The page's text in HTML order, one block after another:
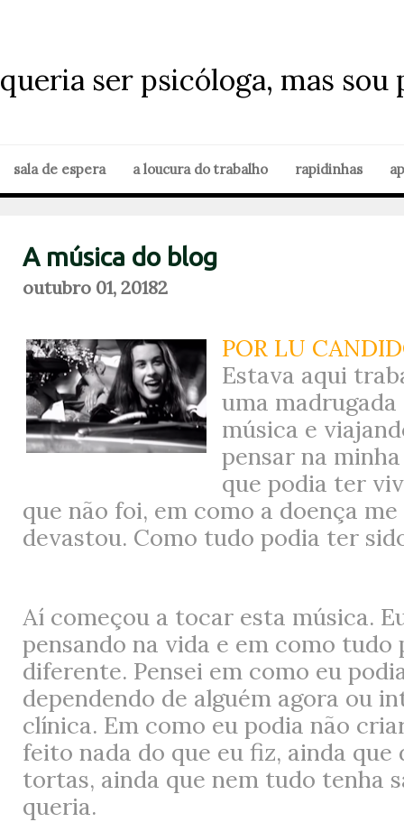
queria ser psicóloga, mas sou
sala de espera a loucura do trabalho rapidinhas
A música do blog
outubro 01, 20182
POR LU
Estava aqui
uma madrugada
música e
pensar na
que podia ter
que não foi, em como a doença
devastou. Como tudo podia ter
Aí começou a tocar esta música.
pensando na vida e em como tudo
diferente. Pensei em como eu
dependendo de alguém agora ou
clínica. Em como eu podia não
feito nada do que eu fiz, ainda que
tortas, ainda que nem tudo tenha
queria.